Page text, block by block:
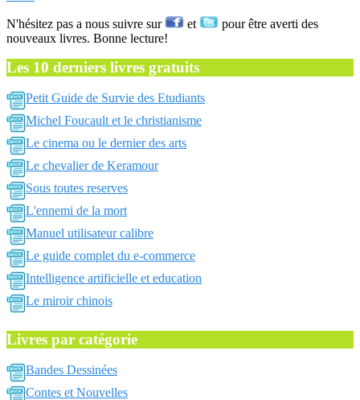
N'hésitez pas a nous suivre sur et
pour être averti des
nouveaux livres. Bonne lecture!
Les 10 derniers livres gratuits
Petit Guide de Survie des Etudiants
Michel Foucault et le christianisme
Le cinema ou le dernier des arts
Le chevalier de Keramour
Sous toutes reserves
L'ennemi de la mort
Manuel utilisateur calibre
Le guide complet du e-commerce
Intelligence artificielle et education
Le miroir chinois
Livres par catégorie
Bandes Dessinées
Contes et Nouvelles